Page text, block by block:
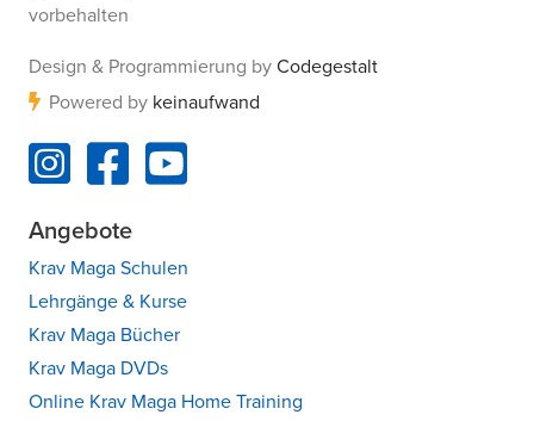
vorbehalten
Design & Programmierung by Codegestalt
Powered by keinaufwand
Angebote
Krav Maga Schulen
Lehrgänge & Kurse
Krav Maga Bücher
Krav Maga DVDs
Online Krav Maga Home Training